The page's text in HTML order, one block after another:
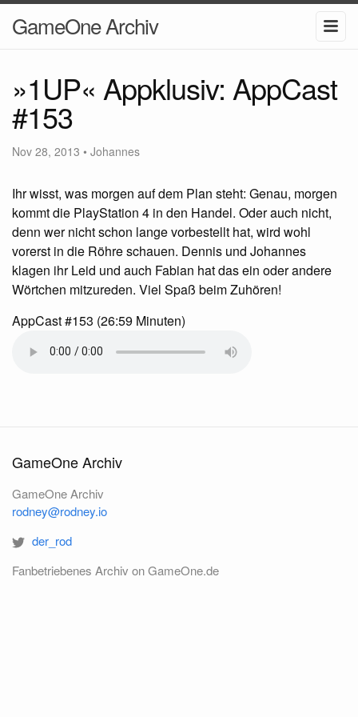
GameOne Archiv
»1UP« Appklusiv: AppCast
#153
Nov 28, 2013 • Johannes
Ihr wisst, was morgen auf dem Plan steht: Genau, morgen
kommt die PlayStation 4 in den Handel. Oder auch nicht,
denn wer nicht schon lange vorbestellt hat, wird wohl
vorerst in die Röhre schauen. Dennis und Johannes
klagen ihr Leid und auch Fabian hat das ein oder andere
Wörtchen mitzureden. Viel Spaß beim Zuhören!
AppCast #153 (26:59 Minuten)
GameOne Archiv
GameOne Archiv
rodney@rodney.io
der_rod
Fanbetriebenes Archiv on GameOne.de